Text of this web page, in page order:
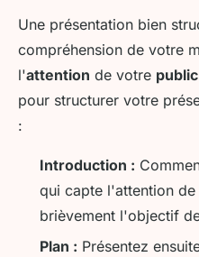
Une présentation bien
compréhension de votre
l'attention de votre public
pour structurer votre
:
Introduction :
qui capte l'attention
brièvement l'objectif
Plan : Présentez